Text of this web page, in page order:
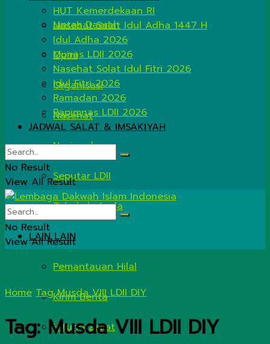
Lintas Daerah
Opini
Organisasi
Nasehat
Nasional
Seputar LDII
Tahukah Anda
LAIN LAIN
Pemantauan Hilal
Kirim Berita
Hitung Zakat
HUT Kemerdekaan RI
Nasehat Salat Idul Adha 1447 H
Idul Adha 2026
Munas LDII 2026
Nasehat Solat Idul Fitri 2026
Idul Fitri 2026
Ramadan 2026
Rapimnas LDII 2026
JADWAL SALAT & IMSAKIYAH
No Result
View All Result
No Result
View All Result
Home Tag Musda VIII LDII DIY
Tag:Musda VIII LDII DIY